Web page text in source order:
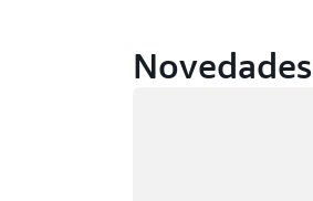
Novedades